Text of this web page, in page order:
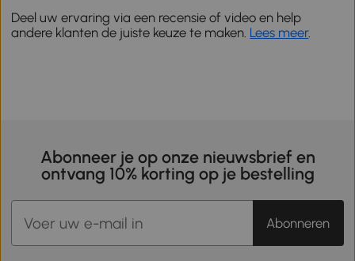
Deel uw ervaring via een recensie of video en help
andere klanten de juiste keuze te maken. Lees meer.
Abonneer je op onze nieuwsbrief en
ontvang 10% korting op je bestelling
Abonneren